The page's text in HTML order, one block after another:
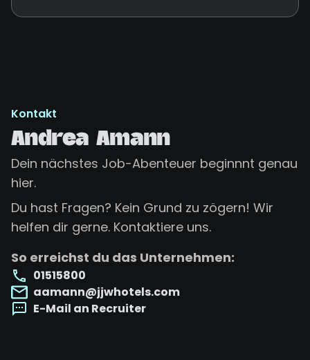
Kontakt
Andrea Amann
Dein nächstes Job-Abenteuer beginnnt genau
hier.
Du hast Fragen? Kein Grund zu zögern! Wir
helfen dir gerne. Kontaktiere uns.
So erreichst du das Unternehmen:
01515800
aamann@jjwhotels.com
E-Mail an Recruiter